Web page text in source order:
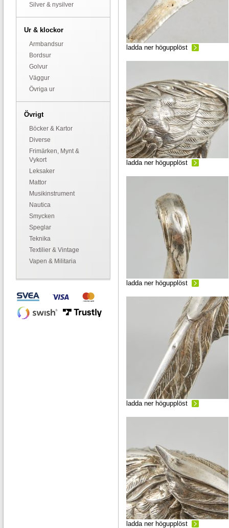
Silver & nysilver
Ur & klockor
Armbandsur
Bordsur
Golvur
Väggur
Övriga ur
Övrigt
Böcker & Kartor
Diverse
Frimärken, Mynt &
Vykort
Leksaker
Mattor
Musikinstrument
Nautica
Smycken
Speglar
Teknika
Textilier & Vintage
Vapen & Militaria
ladda ner högupplöst
ladda ner högupplöst
ladda ner högupplöst
ladda ner högupplöst
ladda ner högupplöst